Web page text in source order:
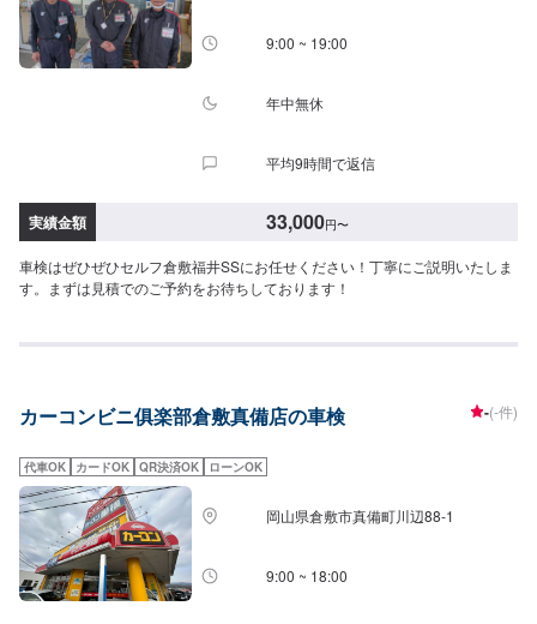
9:00 ~ 19:00
年中無休
平均9時間で返信
実績金額 33,000円〜
車検はぜひぜひセルフ倉敷福井SSにお任せください！丁寧にご説明いたしま
す。まずは見積でのご予約をお待ちしております！
カーコンビニ俱楽部倉敷真備店の車検 -(-件)
代車OK カードOK QR決済OK ローンOK
岡山県倉敷市真備町川辺88-1
9:00 ~ 18:00